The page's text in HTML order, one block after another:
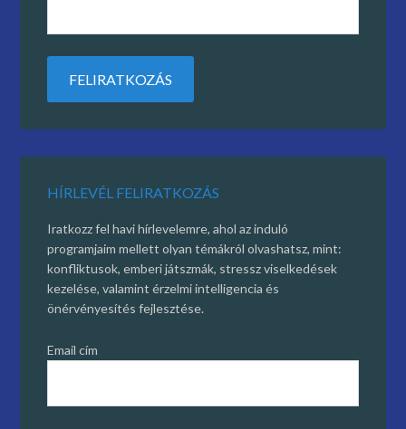
HÍRLEVÉL FELIRATKOZÁS
Iratkozz fel havi hírlevelemre, ahol az induló
programjaim mellett olyan témákról olvashatsz, mint:
konfliktusok, emberi játszmák, stressz viselkedések
kezelése, valamint érzelmi intelligencia és
önérvényesítés fejlesztése.
Email cím